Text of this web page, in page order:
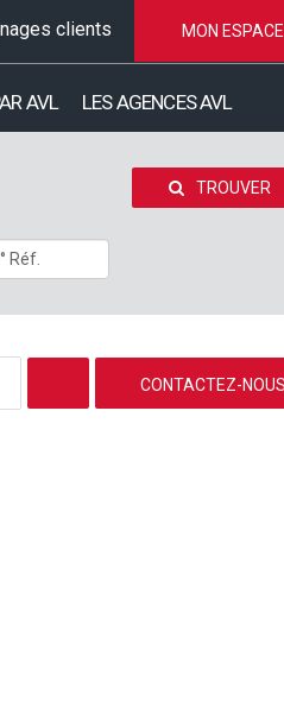
clients MON ESPACE
AVL LES AGENCES AVL